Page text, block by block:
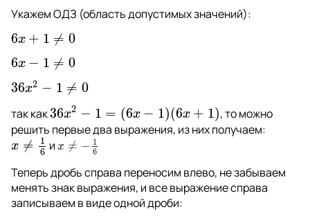
Укажем ОДЗ (область допустимых значений):
6x + 1 ≠ 0
6x+1≠ 0
6x − 1 ≠ 0
6x−1≠ 0
36x2 − 1 ≠ 0
36x2− 1≠ 0
так как 36x2 − 1 = (6x − 1)(6x + 1)
36x2− 1= (6 x− )(6x +1
, то можно
решить первые два выражения, из них получаем:
x ≠
1
6
x≠16 и x ≠ − 1
6
x≠−1 6
Теперь дробь справа переносим влево, не забываем
менять знак выражения, и все выражение справа
записываем в виде одной дроби: